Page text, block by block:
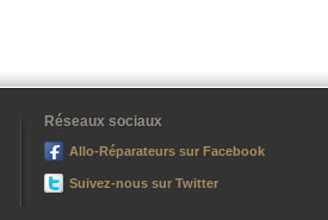
Réseaux sociaux
Allo-Réparateurs sur Facebook
Suivez-nous sur Twitter